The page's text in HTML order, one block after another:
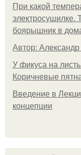
При какой
электросушилке.
боярышник в
Автор:
У фикуса на
Коричневые
Введение в
концепции